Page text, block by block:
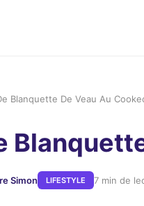
Blanquette De Veau Au
Simon LIFESTYLE 7 min de